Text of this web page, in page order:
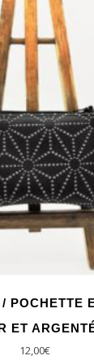
POCHETTE
ET
12,00€